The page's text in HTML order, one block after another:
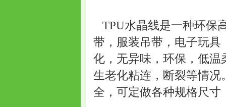
TPU水晶线是一种环保
带，服装吊带，电子玩具
化，无异味，环保，低
生老化粘连，断裂等情
全，可定做各种规格尺